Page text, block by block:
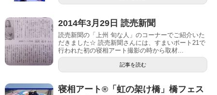
2014年3月29日 読売新聞
読売新聞の「上州 旬な人」のコーナーでご紹介いた
だきました☆ 読売新聞さんには、すまいポート21で
行われた初の寝相アート撮影の時から取材...
記事を読む
寝相アート®「虹の架け橋」橋フェス